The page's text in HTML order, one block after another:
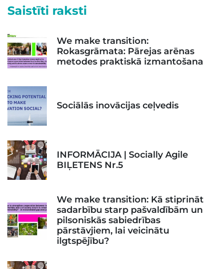
Saistīti raksti
We make transition:
Rokasgrāmata: Pārejas arēnas
metodes praktiskā izmantošana
Sociālās inovācijas ceļvedis
INFORMĀCIJA | Socially Agile
BIĻETENS Nr.5
We make transition: Kā stiprināt
sadarbību starp pašvaldībām un
pilsoniskās sabiedrības
pārstāvjiem, lai veicinātu
ilgtspējību?